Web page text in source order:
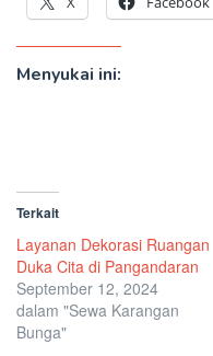
Menyukai ini:
Terkait
Layanan Dekorasi Ruangan
Duka Cita di Pangandaran
September 12, 2024
dalam "Sewa Karangan
Bunga"